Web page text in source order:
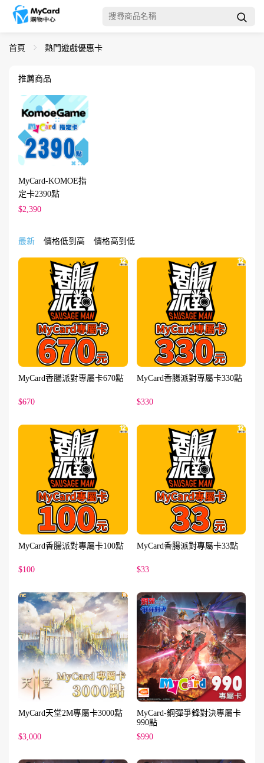
首頁 熱門遊戲優惠卡
推薦商品
MyCard-KOMOE指
定卡2390點
$2,390
最新 價格低到高 價格高到低
MyCard香腸派對專屬卡670點
$670
MyCard香腸派對專屬卡330點
$330
MyCard香腸派對專屬卡100點
$100
MyCard香腸派對專屬卡33點
$33
MyCard天堂2M專屬卡3000點
$3,000
MyCard-鋼彈爭鋒對決專屬卡
990點
$990